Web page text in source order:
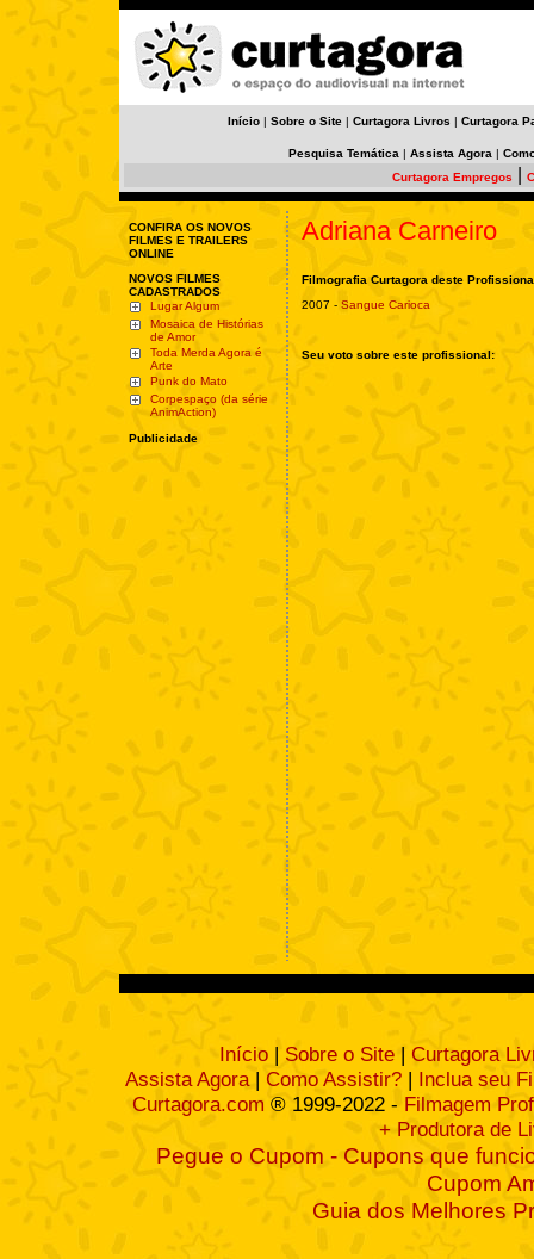
Início | Sobre o Site | Curtagora Livros | Curtagora
Pesquisa Temática | Assista Agora |
Curtagora Empregos
CONFIRA OS NOVOS
FILMES E TRAILERS
ONLINE
NOVOS FILMES
CADASTRADOS
Lugar Algum
Mosaica de Histórias
de Amor
Toda Merda Agora é
Arte
Punk do Mato
Corpespaço (da série
AnimAction)
Publicidade
Adriana Carneiro
Filmografia Curtagora deste
2007 - Sangue Carioca
Seu voto sobre este profissional:
Início | Sobre o Site | Curtagora
Assista Agora| Como Assistir? | Inclua seu
Curtagora.com ® 1999-2022 - Filmagem
+ Produtora de
Pegue o Cupom - Cupons que
Cupom
Guia dos Melhores